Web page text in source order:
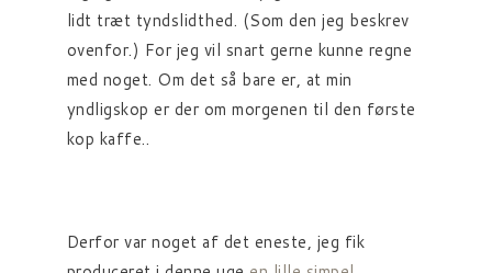
lidt træt tyndslidthed. (Som den jeg beskrev
ovenfor.) For jeg vil snart gerne kunne regne
med noget. Om det så bare er, at min
yndligskop er der om morgenen til den første
kop kaffe..
Derfor var noget af det eneste, jeg fik